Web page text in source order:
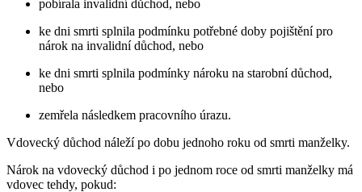
pobírala invalidní důchod, nebo
ke dni smrti splnila podmínku potřebné doby pojištění pro
nárok na invalidní důchod, nebo
ke dni smrti splnila podmínky nároku na starobní důchod,
nebo
zemřela následkem pracovního úrazu.
Vdovecký důchod náleží po dobu jednoho roku od smrti manželky.
Nárok na vdovecký důchod i po jednom roce od smrti manželky má
vdovec tehdy, pokud: